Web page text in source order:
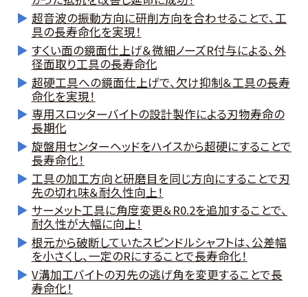
オンライン工場見学
お問合せはこちら
超音波の振動方向に研削方向を合わせることで、工
具の長寿命化を実現！
すくい面の鏡面仕上げ＆微細ノーズR付与による、外
径面取り工具の長寿命化
超硬工具への鏡面仕上げで、欠け抑制＆工具の長寿
命化を実現！
専用スロッターバイトの設計製作による刃物寿命の
長期化
旋盤用センターヘッドをハイスから超硬にすることで
長寿命化！
工具の加工方向と研磨目を同じ方向にすることで刃
先の切れ味＆耐久性向上！
サーメット工具に角度変更＆R0.2を追加することで、
耐久性が大幅に向上！
根元から破断していたスピンドルシャフトは、公差幅
を小さくし、一定のRにすることで長寿命化！
V溝加工バイトの刃先の逃げ角を変更することで長
寿命化！